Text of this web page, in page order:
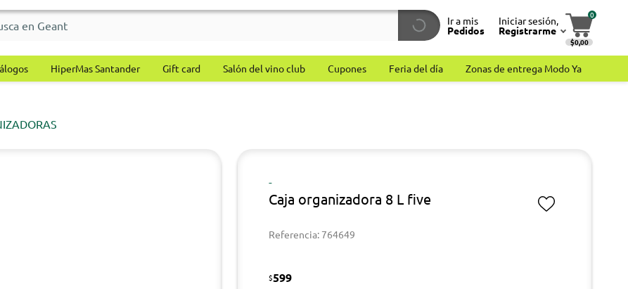
Ir a mis
Pedidos
Iniciar sesión,
Registrarme
0
$0,00
HiperMas Santander Gift card Salón del vino club Cupones Feria del día Zonas de entrega Modo Ya
-
Caja organizadora 8 L five
Referencia: 764649
$599